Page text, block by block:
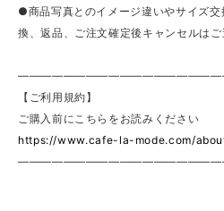
●商品写真とのイメージ違いやサイズ
換、返品、ご注文確定後キャンセルはご
【ご利用規約】
ご購入前にこちらをお読みください
https://www.cafe-la-mode.com/